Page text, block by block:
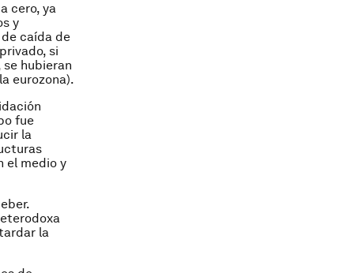
cero, ya
y
caída de
si
hubieran
eurozona).
fue
la
el medio y
la